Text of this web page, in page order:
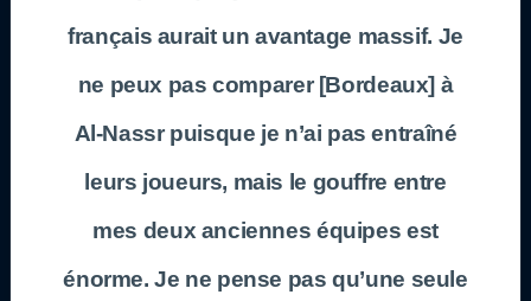
français aurait un avantage massif. Je
ne peux pas comparer [Bordeaux] à
Al-Nassr puisque je n’ai pas entraîné
leurs joueurs, mais le gouffre entre
mes deux anciennes équipes est
énorme. Je ne pense pas qu’une seule